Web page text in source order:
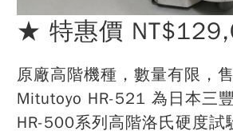
★ 特惠價
原廠高階機種，數量有限，
Mitutoyo HR-521 為日本三
HR-500系列高階洛氏硬度試